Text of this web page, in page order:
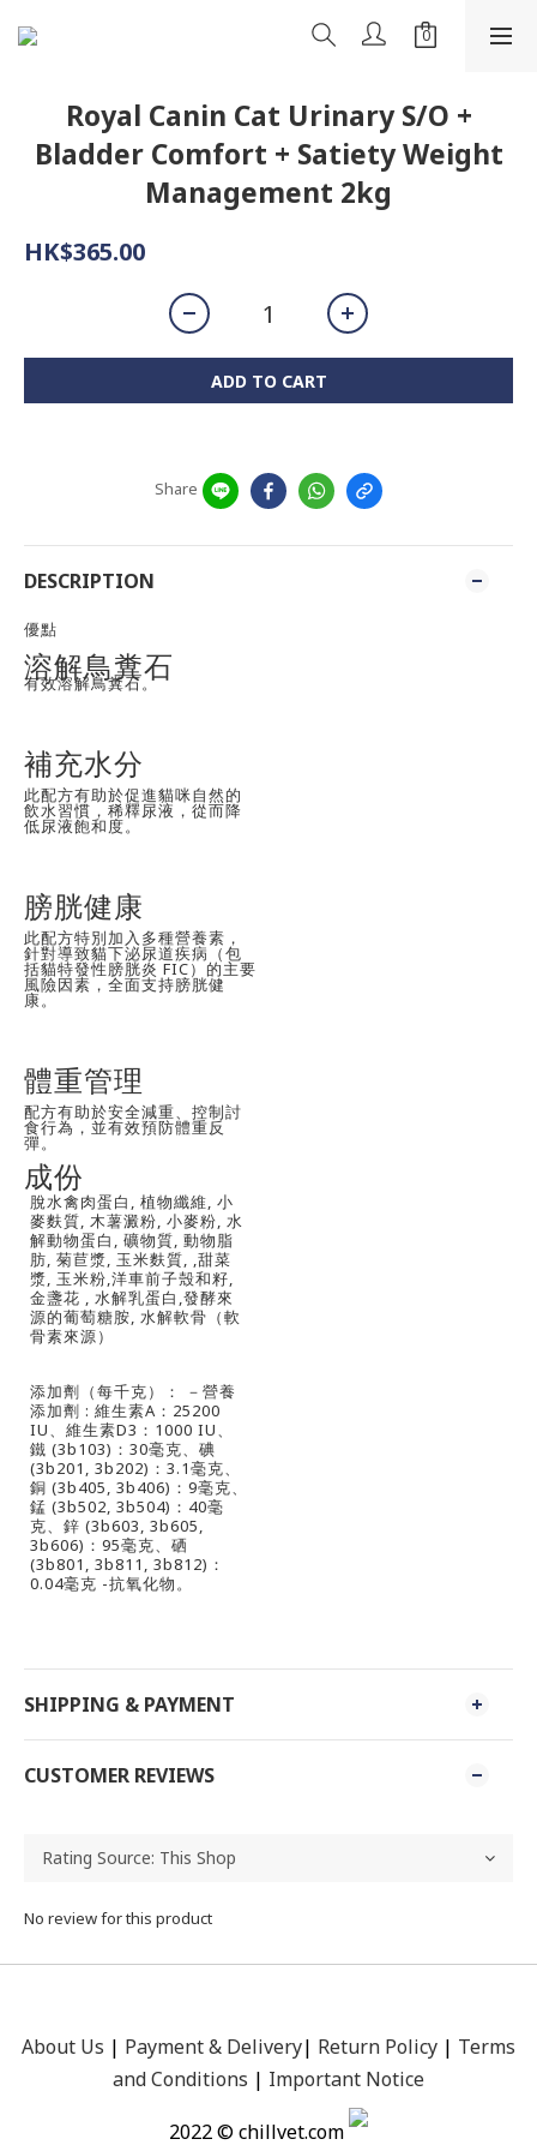
Royal Canin Cat Urinary S/O +
Bladder Comfort + Satiety Weight
Management 2kg
HK$365.00
ADD TO CART
Share
DESCRIPTION
優點
溶解鳥糞石
有效溶解鳥糞石。
補充水分
此配方有助於促進貓咪自然的
飲水習慣，稀釋尿液，從而降
低尿液飽和度。
膀胱健康
此配方特別加入多種營養素，
針對導致貓下泌尿道疾病（包
括貓特發性膀胱炎 FIC）的主要
風險因素，全面支持膀胱健
康。
體重管理
配方有助於安全減重、控制討
食行為，並有效預防體重反
彈。
成份
脫水禽肉蛋白, 植物纖維, 小
麥麩質, 木薯澱粉, 小麥粉, 水
解動物蛋白, 礦物質, 動物脂
肪, 菊苣漿, 玉米麩質, ,甜菜
漿, 玉米粉,洋車前子殼和籽,
金盞花 , 水解乳蛋白,發酵來
源的葡萄糖胺, 水解軟骨（軟
骨素來源）
添加劑（每千克）： －營養
添加劑 : 維生素A：25200
IU、維生素D3：1000 IU、
鐵 (3b103)：30毫克、碘
(3b201, 3b202)：3.1毫克、
銅 (3b405, 3b406)：9毫克、
錳 (3b502, 3b504)：40毫
克、鋅 (3b603, 3b605,
3b606)：95毫克、硒
(3b801, 3b811, 3b812)：
0.04毫克 -抗氧化物。
SHIPPING & PAYMENT
CUSTOMER REVIEWS
No review for this product
About Us | Payment & Delivery| Return Policy | Terms
and Conditions | Important Notice
2022 © chillvet.com